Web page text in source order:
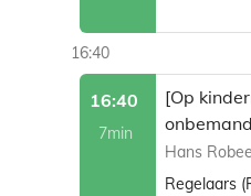
16:40
16:40
7min
[Op
Hans
Regelaars